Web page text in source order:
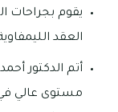
يقوم بجراحات
العقد
أتم الدكتور
مستوى عالي